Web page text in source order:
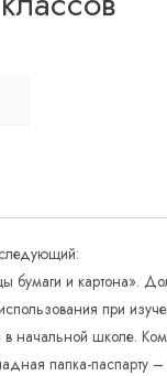
бумаги и картона».
при
в начальной школе.
папка-паспарту